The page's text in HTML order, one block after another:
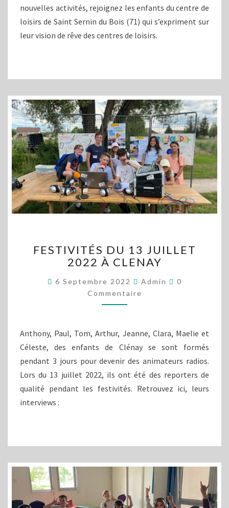
nouvelles activités, rejoignez les enfants du centre de
loisirs de Saint Sernin du Bois (71) qui s’expriment sur
leur vision de rêve des centres de loisirs.
DU
13
2022
À
CLENAY
FESTIVITÉS DU 13 JUILLET
2022 À CLENAY
6 Septembre 2022 Admin
0
Commentaire
Anthony, Paul, Tom, Arthur, Jeanne, Clara, Maelie et
Céleste, des enfants de Clénay se sont formés
pendant 3 jours pour devenir des animateurs radios.
Lors du 13 juillet 2022, ils ont été des reporters de
qualité pendant les festivités. Retrouvez ici, leurs
interviews :